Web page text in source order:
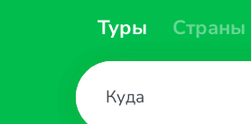
Туры Страны